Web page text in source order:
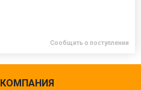
Сообщить о поступлении
КОМПАНИЯ